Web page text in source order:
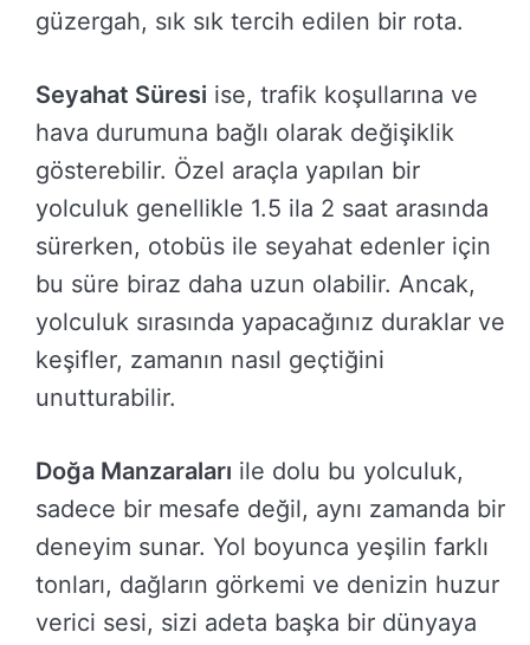
güzergah, sık sık tercih edilen bir rota.
Seyahat Süresi ise, trafik koşullarına ve
hava durumuna bağlı olarak değişiklik
gösterebilir. Özel araçla yapılan bir
yolculuk genellikle 1.5 ila 2 saat arasında
sürerken, otobüs ile seyahat edenler için
bu süre biraz daha uzun olabilir. Ancak,
yolculuk sırasında yapacağınız duraklar ve
keşifler, zamanın nasıl geçtiğini
unutturabilir.
Doğa Manzaraları ile dolu bu yolculuk,
sadece bir mesafe değil, aynı zamanda bir
deneyim sunar. Yol boyunca yeşilin farklı
tonları, dağların görkemi ve denizin huzur
verici sesi, sizi adeta başka bir dünyaya